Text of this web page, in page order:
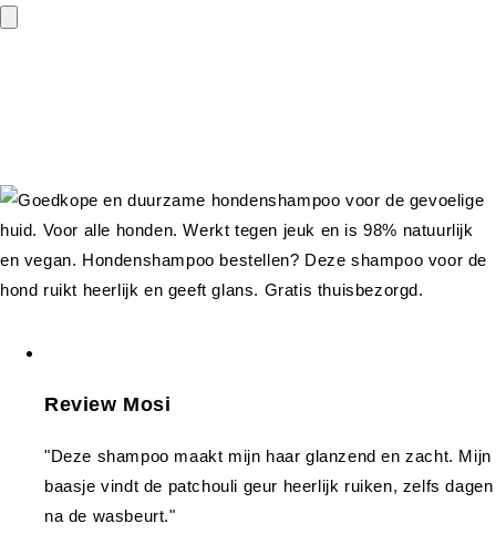
Review Mosi
"Deze shampoo maakt mijn haar glanzend en zacht. Mijn
baasje vindt de patchouli geur heerlijk ruiken, zelfs dagen
na de wasbeurt."